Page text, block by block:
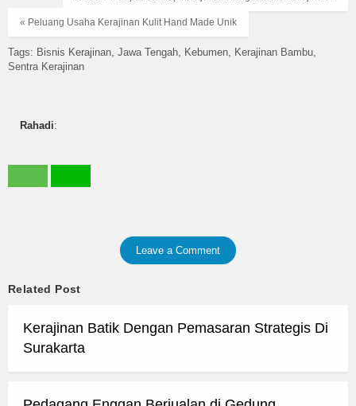
« Peluang Usaha Kerajinan Kulit Hand Made Unik
Tags: Bisnis Kerajinan Jawa Tengah Kebumen Kerajinan Bambu
Sentra Kerajinan
Rahadi:
Leave a Comment
Related Post
Kerajinan Batik Dengan Pemasaran Strategis Di
Surakarta